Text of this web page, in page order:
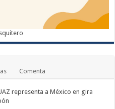
Comenta
representa a México en gira